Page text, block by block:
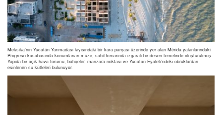
Meksika’nın Yucatán Yarımadası kıyısındaki bir kara parçası üzerinde yer alan Mérida yakınlarındaki
Progreso kasabasında konumlanan müze, sahil kenarında ızgaralı bir desen temelinde oluşturulmuş.
Yapıda bir açık hava forumu, bahçeler, manzara noktası ve Yucatan Eyaleti’ndeki obruklardan
esinlenen su kütleleri bulunuyor.